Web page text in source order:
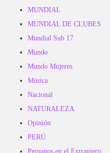
MUNDIAL
MUNDIAL DE CLUBES
Mundial Sub 17
Mundo
Mundo Mujeres
Música
Nacional
NATURALEZA
Opinión
PERÚ
Peruanos en el Extranjero